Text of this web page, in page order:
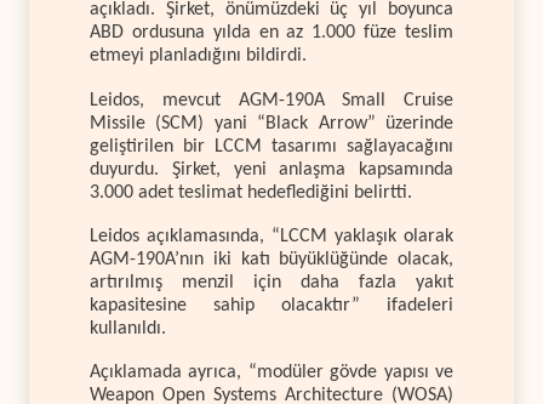
açıkladı. Şirket, önümüzdeki üç yıl boyunca
ABD ordusuna yılda en az 1.000 füze teslim
etmeyi planladığını bildirdi.
Leidos, mevcut AGM-190A Small Cruise
Missile (SCM) yani “Black Arrow” üzerinde
geliştirilen bir LCCM tasarımı sağlayacağını
duyurdu. Şirket, yeni anlaşma kapsamında
3.000 adet teslimat hedeflediğini belirtti.
Leidos açıklamasında, “LCCM yaklaşık olarak
AGM-190A’nın iki katı büyüklüğünde olacak,
artırılmış menzil için daha fazla yakıt
kapasitesine sahip olacaktır” ifadeleri
kullanıldı.
Açıklamada ayrıca, “modüler gövde yapısı ve
Weapon Open Systems Architecture (WOSA)